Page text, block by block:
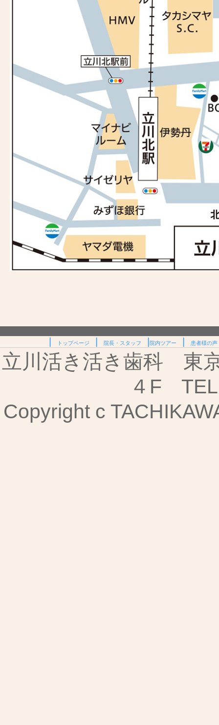
トップページ 院長・スタッフ 院内ツアー 患者様の声
立川活き活き歯科 東
４F
Copyright c